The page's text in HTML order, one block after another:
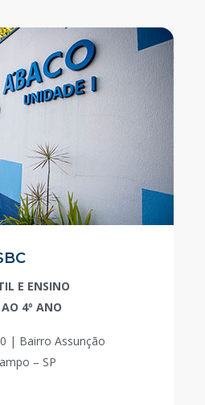
E ENSINO
4º ANO
| Bairro Assunção
– SP